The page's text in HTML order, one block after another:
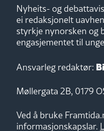
Nyheits- og
ei redaksjonelt
styrkje nynorsken og
engasjementet til
Ansvarleg redaktør:
Møllergata 2B, 0179
Ved å bruke
informasjonskapslar.